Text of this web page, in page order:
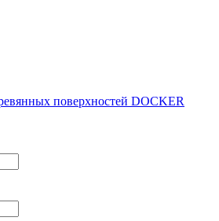
поверхностей DOCKER